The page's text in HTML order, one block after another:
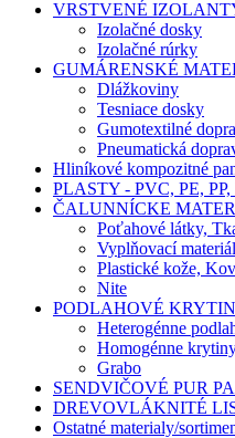
VRSTVENÉ
Izolačné dosky
Izolačné rúrky
GUMÁRENSKÉ
Dlážkoviny
Tesniace dosky
Gumotextilné
Pneumatická
Hliníkové kompozitné
PLASTY - PVC, PE,
ČALUNNÍCKE
Poťahové látky,
Vyplňovací materiál
Plastické kože,
Nite
PODLAHOVÉ
Heterogénne
Homogénne
Grabo
SENDVIČOVÉ PUR
DREVOVLÁKNITÉ
Ostatné materialy/